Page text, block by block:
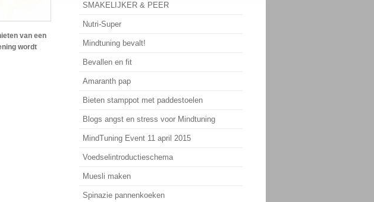
van een
wordt
SMAKELIJKER & PEER
Nutri-Super
Mindtuning bevalt!
Bevallen en fit
Amaranth pap
Bieten stamppot met paddestoelen
Blogs angst en stress voor Mindtuning
MindTuning Event 11 april 2015
Voedselintroductieschema
Muesli maken
Spinazie pannenkoeken